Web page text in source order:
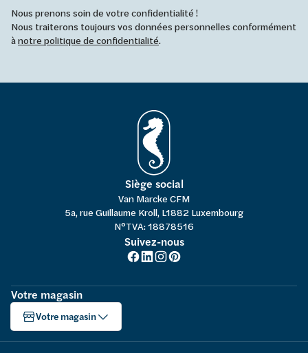
Nous prenons soin de votre confidentialité !
Nous traiterons toujours vos données personnelles conformément
ànotre politique de confidentialité.
Siège social
Van Marcke CFM
5a, rue Guillaume Kroll, L1882 Luxembourg
N°TVA: 18878516
Suivez-nous
Votre magasin
Votre magasin